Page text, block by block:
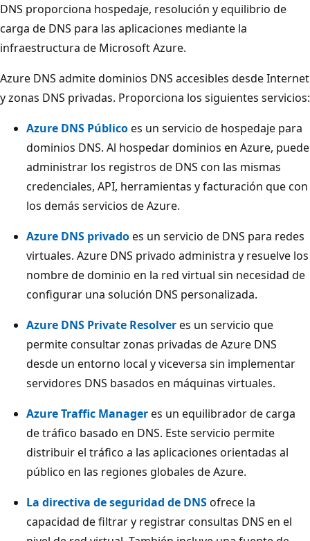
DNS proporciona hospedaje, resolución y equilibrio de
carga de DNS para las aplicaciones mediante la
infraestructura de Microsoft Azure.
Azure DNS admite dominios DNS accesibles desde Internet
y zonas DNS privadas. Proporciona los siguientes servicios:
Azure DNS Públicoes un servicio de hospedaje para
dominios DNS. Al hospedar dominios en Azure, puede
administrar los registros de DNS con las mismas
credenciales, API, herramientas y facturación que con
los demás servicios de Azure.
Azure DNS privadoes un servicio de DNS para redes
virtuales. Azure DNS privado administra y resuelve los
nombre de dominio en la red virtual sin necesidad de
configurar una solución DNS personalizada.
Azure DNS Private Resolveres un servicio que
permite consultar zonas privadas de Azure DNS
desde un entorno local y viceversa sin implementar
servidores DNS basados en máquinas virtuales.
Azure Traffic Manageres un equilibrador de carga
de tráfico basado en DNS. Este servicio permite
distribuir el tráfico a las aplicaciones orientadas al
público en las regiones globales de Azure.
La directiva de seguridad de DNSofrece la
capacidad de filtrar y registrar consultas DNS en el